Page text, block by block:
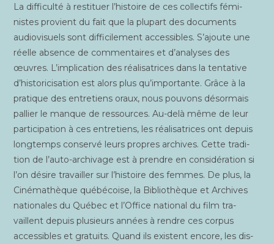
La dif­fi­cul­té à res­ti­tuer l’histoire de ces col­lec­tifs fémi­
nistes pro­vient du fait que la plu­part des docu­ments
audio­vi­suels sont dif­fi­ci­le­ment acces­sibles. S’ajoute une
réelle absence de com­men­taires et d’analyses des
œuvres. L’implication des réa­li­sa­trices dans la ten­ta­tive
d’historicisation est alors plus qu’importante. Grâce à la
pra­tique des entre­tiens oraux, nous pou­vons désor­mais
pal­lier le manque de res­sources. Au-delà même de leur
par­ti­ci­pa­tion à ces entre­tiens, les réa­li­sa­trices ont depuis
long­temps conser­vé leurs propres archives. Cette tra­di­
tion de l’auto-archivage est à prendre en consi­dé­ra­tion si
l’on désire tra­vailler sur l’histoire des femmes. De plus, la
Ciné­ma­thèque qué­bé­coise, la Biblio­thèque et Archives
natio­nales du Qué­bec et l’Office natio­nal du film tra­
vaillent depuis plu­sieurs années à rendre ces cor­pus
acces­sibles et gra­tuits. Quand ils existent encore, les dis­